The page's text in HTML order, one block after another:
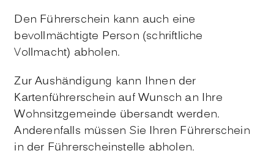
Den Führerschein kann auch eine
bevollmächtigte Person (schriftliche
Vollmacht) abholen.
Zur Aushändigung kann Ihnen der
Kartenführerschein auf Wunsch an Ihre
Wohnsitzgemeinde übersandt werden.
Anderenfalls müssen Sie Ihren Führerschein
in der Führerscheinstelle abholen.